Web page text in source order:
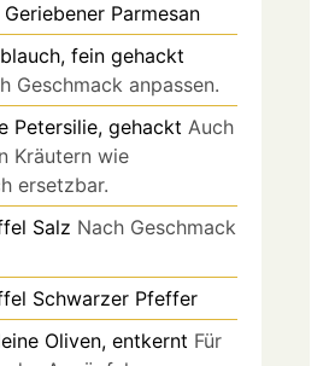
Geriebener Parmesan
fein gehackt
Geschmack anpassen.
Petersilie, gehackt Auch
Kräutern wie
ersetzbar.
Salz Nach Geschmack
Schwarzer Pfeffer
Oliven, entkernt Für